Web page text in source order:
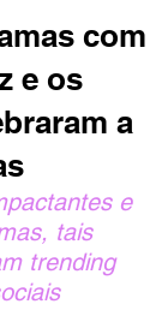
com
e os
a
e
tais
trending